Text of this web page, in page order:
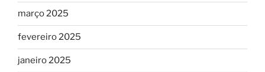
março 2025
fevereiro 2025
janeiro 2025